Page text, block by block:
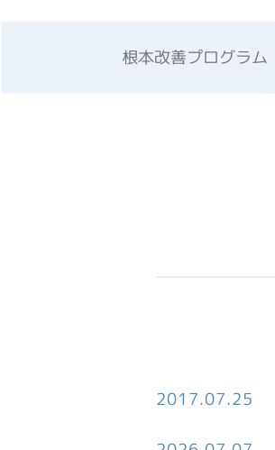
根本改善プログラム
2017.07.25